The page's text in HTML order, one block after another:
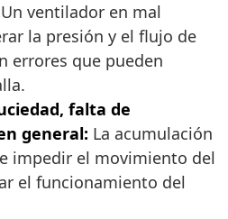
Un ventilador en mal
la presión y el flujo de
errores que pueden
falta de
general: La acumulación
impedir el movimiento del
el funcionamiento del